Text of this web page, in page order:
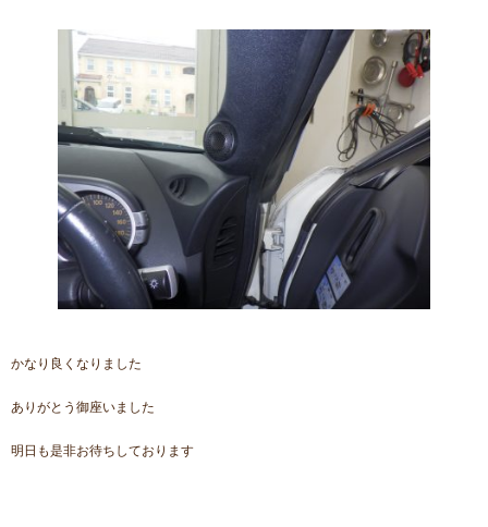
かなり良くなりました
ありがとう御座いました
明日も是非お待ちしております